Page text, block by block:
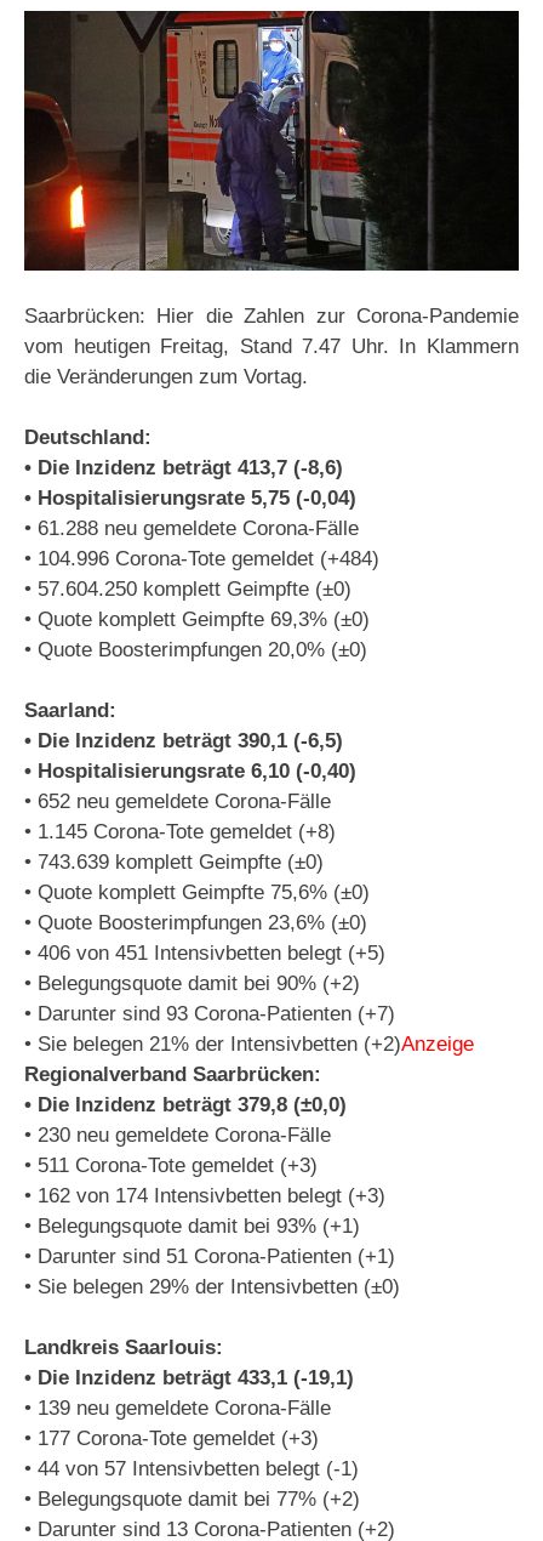
Saarbrücken: Hier die Zahlen zur Corona-Pandemie
vom heutigen Freitag, Stand 7.47 Uhr. In Klammern
die Veränderungen zum Vortag.
Deutschland:
• Die Inzidenz beträgt 413,7 (-8,6)
• Hospitalisierungsrate 5,75 (-0,04)
• 61.288 neu gemeldete Corona-Fälle
• 104.996 Corona-Tote gemeldet (+484)
• 57.604.250 komplett Geimpfte (±0)
• Quote komplett Geimpfte 69,3% (±0)
• Quote Boosterimpfungen 20,0% (±0)
Saarland:
• Die Inzidenz beträgt 390,1 (-6,5)
• Hospitalisierungsrate 6,10 (-0,40)
• 652 neu gemeldete Corona-Fälle
• 1.145 Corona-Tote gemeldet (+8)
• 743.639 komplett Geimpfte (±0)
• Quote komplett Geimpfte 75,6% (±0)
• Quote Boosterimpfungen 23,6% (±0)
• 406 von 451 Intensivbetten belegt (+5)
• Belegungsquote damit bei 90% (+2)
• Darunter sind 93 Corona-Patienten (+7)
• Sie belegen 21% der Intensivbetten (+2)Anzeige
Regionalverband Saarbrücken:
• Die Inzidenz beträgt 379,8 (±0,0)
• 230 neu gemeldete Corona-Fälle
• 511 Corona-Tote gemeldet (+3)
• 162 von 174 Intensivbetten belegt (+3)
• Belegungsquote damit bei 93% (+1)
• Darunter sind 51 Corona-Patienten (+1)
• Sie belegen 29% der Intensivbetten (±0)
Landkreis Saarlouis:
• Die Inzidenz beträgt 433,1 (-19,1)
• 139 neu gemeldete Corona-Fälle
• 177 Corona-Tote gemeldet (+3)
• 44 von 57 Intensivbetten belegt (-1)
• Belegungsquote damit bei 77% (+2)
• Darunter sind 13 Corona-Patienten (+2)